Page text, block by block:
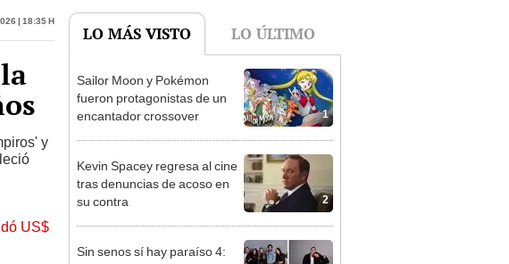
| 18:35 h
y
US$
LO MÁS VISTO LO ÚLTIMO
1
Sailor Moon y Pokémon
fueron protagonistas de un
encantador crossover
2
Kevin Spacey regresa al cine
tras denuncias de acoso en
su contra
Sin senos sí hay paraíso 4: